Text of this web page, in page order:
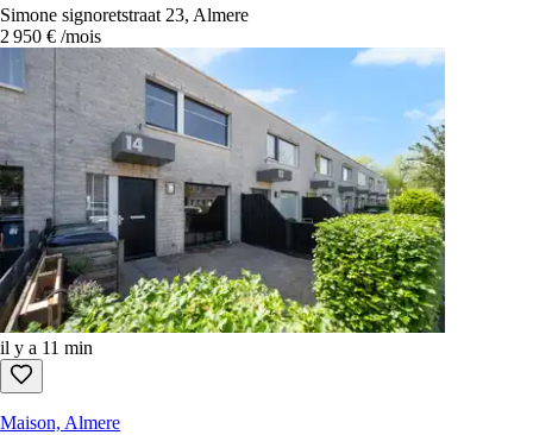
Simone signoretstraat 23, Almere
2 950 € /mois
il y a 11 min
Maison, Almere